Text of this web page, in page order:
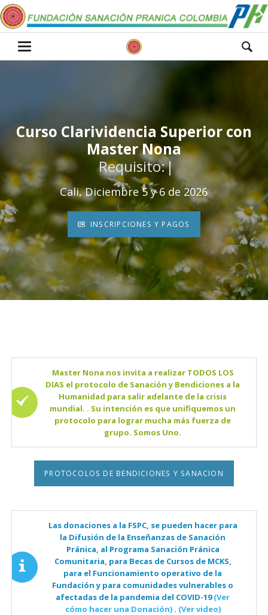
Curso Clarividencia Superior con
Master Nona
Curso Clarividencia Superior con
Master Nona
Requisito: Arhatic
Requisito: Arhatic Yoga Nivel 2
Cali, Diciembre 5 y 6 de 2026
INSCRIPCIONES Y PAGOS
Master Nona nos invita a realizar TODOS LOS
DIAS el protocolo de Sanación y Bendiciones a la
Humanidad para salir adelante de la crisis
mundial. . Su intención es que unifiquemos un
protocolo para lograr mucha más fuerza de
grupo. Somos Uno.
PROTOCOLOS DE BENDICIONES Y SANACION
Las donaciones a la FSPC, se pueden hacer para
la Difusión de la Enseñanzas de Sanación
Pránica, al Programa Sanación Pránica
Comunitaria, para Becas de Cursos de MCKS,
para el Funcionamiento operativo de la
Fundación y para comunidades vulnerables o
afectadas de la pandemia del COVID-19(Ver
cómo hacer una Donación) . (Ver video)